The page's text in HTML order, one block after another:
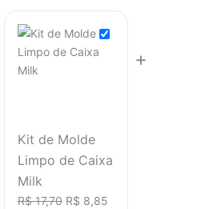
Kit de Molde
Limpo de Caixa
Milk
R$17,70
era:
R$ 17,70.
R$ 8,85
é:
R$ 8,85.
+